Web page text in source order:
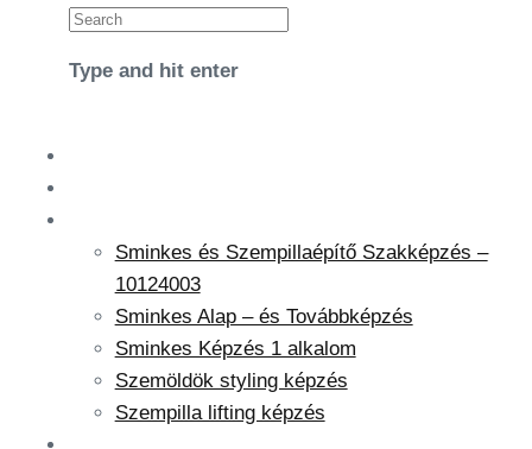
Type and hit enter
Sminkes és Szempillaépítő Szakképzés –
10124003
Sminkes Alap – és Továbbképzés
Sminkes Képzés 1 alkalom
Szemöldök styling képzés
Szempilla lifting képzés